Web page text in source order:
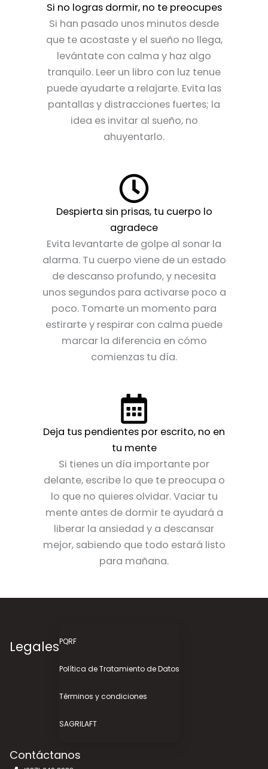
Si no logras dormir, no te preocupes
Si han pasado unos minutos desde
que te acostaste y el sueño no llega,
levántate con calma y haz algo
tranquilo. Leer un libro con luz tenue
puede ayudarte a relajarte. Evita las
pantallas y distracciones fuertes; la
idea es invitar al sueño, no
ahuyentarlo.
Despierta sin prisas, tu cuerpo lo
agradece
Evita levantarte de golpe al sonar la
alarma. Tu cuerpo viene de un estado
de descanso profundo, y necesita
unos segundos para activarse poco a
poco. Tomarte un momento para
estirarte y respirar con calma puede
marcar la diferencia en cómo
comienzas tu día.
Deja tus pendientes por escrito, no en
tu mente
Si tienes un día importante por
delante, escribe lo que te preocupa o
lo que no quieres olvidar. Vaciar tu
mente antes de dormir te ayudará a
liberar la ansiedad y a descansar
mejor, sabiendo que todo estará listo
para mañana.
LegalesPQRF
Política de Tratamiento de Datos
Términos y condiciones
SAGRILAFT
Contáctanos